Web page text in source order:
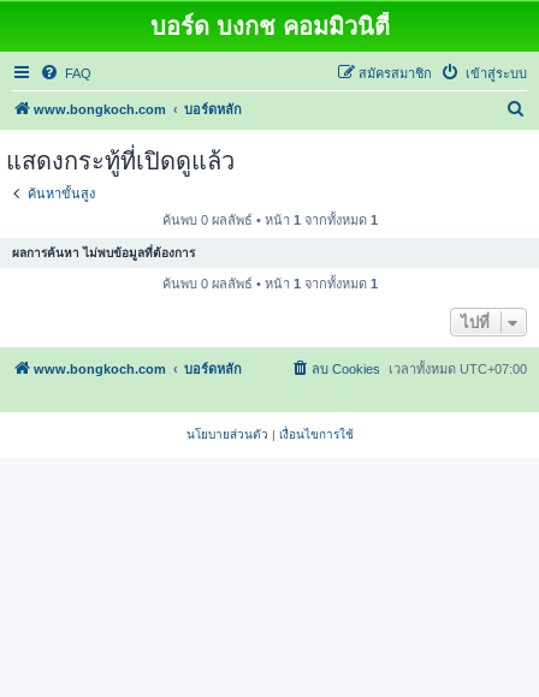
บอร์ด บงกช คอมมิวนิตี้
FAQ เข้าสู่ระบบ
สมัครสมาชิก
www.bongkoch.com บอร์ดหลัก
แสดงกระทู้ที่เปิดดูแล้ว
ค้นหาขั้นสูง
ค้นพบ 0 ผลลัพธ์ • หน้า 1 จากทั้งหมด 1
ผลการค้นหา ไม่พบข้อมูลที่ต้องการ
ค้นพบ 0 ผลลัพธ์ • หน้า 1 จากทั้งหมด 1
ไปที่
www.bongkoch.com บอร์ดหลัก เวลาทั้งหมด UTC+07:00
ลบ Cookies
นโยบายส่วนตัว | เงื่อนไขการใช้